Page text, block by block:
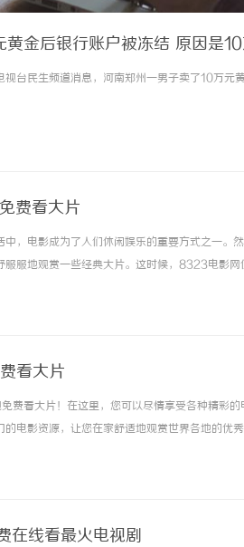
黄金后银行账户被冻结 原因是
视台民生频道消息，河南郑州一男子卖了10万元
费看大片
中，电影成为了人们休闲娱乐的重要方式之一。
服服地观赏一些经典大片。这时候，8323电影
是一个专注于提供最新最热门电影资源的在线
看大片
费看大片！在这里，您可以尽情享受各种精彩
的电影资源，让您在家舒适地观赏世界各地的优
库和高质量的视频播放器，为用户提供流畅、高
在线看最火电视剧